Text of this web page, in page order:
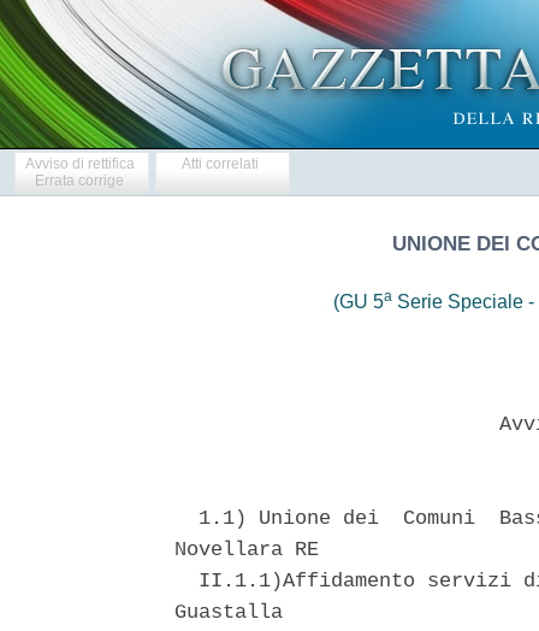
Avviso di rettifica
Errata corrige
Atti correlati
UNIONE DEI
(GU 5aSerie Speciale -
1.1) Unione dei  Comuni
Novellara RE
II.1.1)Affidamento servizi
Guastalla